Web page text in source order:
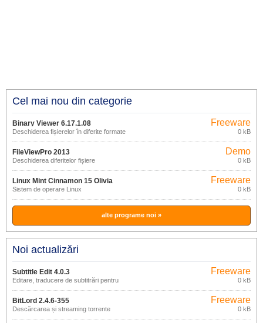
Cel mai nou din categorie
Binary Viewer 6.17.1.08
Deschiderea fișierelor în diferite formate
Freeware
0 kB
FileViewPro 2013
Deschiderea diferitelor fișiere
Demo
0 kB
Linux Mint Cinnamon 15 Olivia
Sistem de operare Linux
Freeware
0 kB
alte programe noi »
Noi actualizări
Subtitle Edit 4.0.3
Editare, traducere de subtitrări pentru
Freeware
0 kB
BitLord 2.4.6-355
Descărcarea și streaming torrente
Freeware
0 kB